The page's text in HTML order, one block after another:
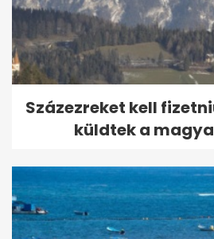
Százezreket kell
küldtek a